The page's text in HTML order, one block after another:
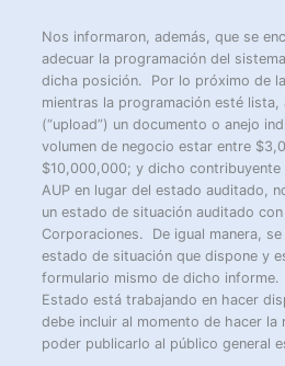
Nos informaron, además, que se
adecuar la programación del
dicha posición. Por lo próximo de
mientras la programación esté lista,
(“upload”) un documento o anejo
volumen de negocio estar entre
$10,000,000; y dicho
AUP en lugar del estado auditado,
un estado de situación auditado
Corporaciones. De igual manera,
estado de situación que dispone y
formulario mismo de dicho
Estado está trabajando en hacer
debe incluir al momento de hacer la
poder publicarlo al público general